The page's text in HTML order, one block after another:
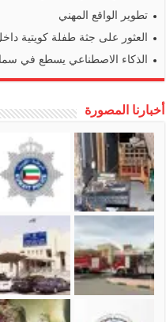
تطوير الواقع المهني
العثور على جثة طفلة كويتية
الذكاء الاصطناعي يسطع في
أخبارنا المصورة